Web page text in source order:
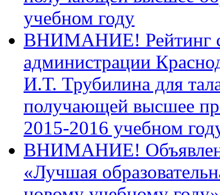
учебном году
ВНИМАНИЕ! Рейтинг
администрации
И.Т. Трубилина для
получающей высшее
2015-2016 учебном
ВНИМАНИЕ! Объявлен
«Лучшая